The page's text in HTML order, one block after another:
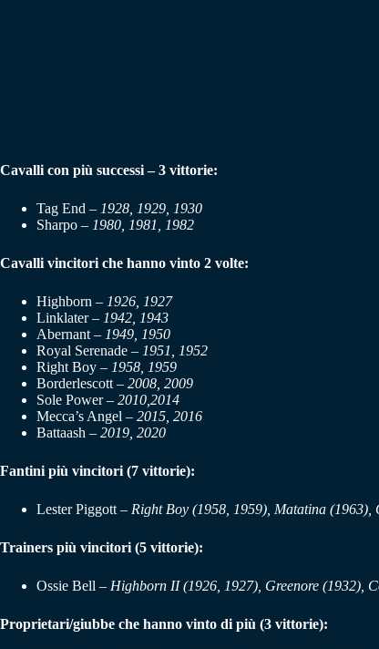
Cavalli con più successi– 3 vittorie:
Tag End – 1928, 1929, 1930
Sharpo – 1980, 1981, 1982
Cavalli vincitori che hanno vinto 2 volte:
Highborn – 1926, 1927
Linklater – 1942, 1943
Abernant – 1949, 1950
Royal Serenade – 1951, 1952
Right Boy – 1958, 1959
Borderlescott – 2008, 2009
Sole Power – 2010,2014
Mecca’s Angel – 2015, 2016
Battaash – 2019, 2020
Fantini più vincitori (7 vittorie):
Lester Piggott – Right Boy (1958, 1959), Matatina (1963),
Trainers più vincitori (5 vittorie):
Ossie Bell – Highborn II (1926, 1927), Greenore (1932),
Proprietari/giubbe che hanno vinto di più (3 vittorie):